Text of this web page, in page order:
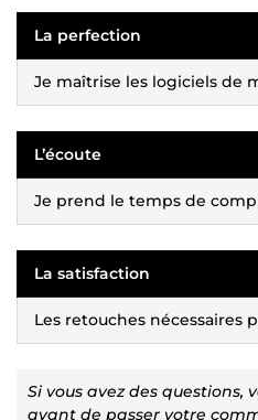
La perfection
Je maîtrise les logiciels de
L’écoute
Je prend le temps de
La satisfaction
Les retouches nécessaires
Si vous avez des questions,
avant de passer votre